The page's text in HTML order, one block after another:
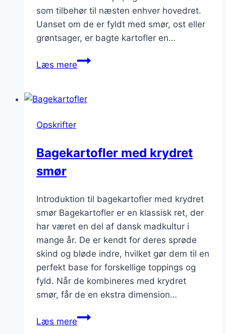
som tilbehør til næsten enhver hovedret.
Uanset om de er fyldt med smør, ost eller
grøntsager, er bagte kartofler en…
Læs mereBagte
salsa
Opskrifter
Bagekartofler med krydret
smør
Introduktion til bagekartofler med krydret
smør Bagekartofler er en klassisk ret, der
har været en del af dansk madkultur i
mange år. De er kendt for deres sprøde
skind og bløde indre, hvilket gør dem til en
perfekt base for forskellige toppings og
fyld. Når de kombineres med krydret
smør, får de en ekstra dimension…
Læs mereBagekartofler